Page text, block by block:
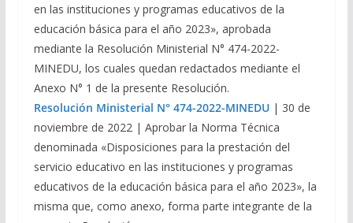
en las instituciones y programas educativos de la
educación básica para el año 2023», aprobada
mediante la Resolución Ministerial N° 474-2022-
MINEDU, los cuales quedan redactados mediante el
Anexo N° 1 de la presente Resolución.
Resolución Ministerial N° 474-2022-MINEDU| 30 de
noviembre de 2022 | Aprobar la Norma Técnica
denominada «Disposiciones para la prestación del
servicio educativo en las instituciones y programas
educativos de la educación básica para el año 2023», la
misma que, como anexo, forma parte integrante de la